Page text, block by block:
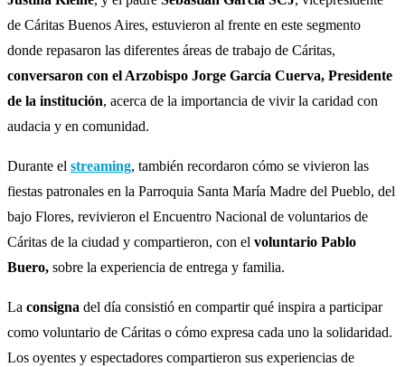
de Cáritas Buenos Aires, estuvieron al frente en este segmento
donde repasaron las diferentes áreas de trabajo de Cáritas,
conversaron con el Arzobispo Jorge García Cuerva, Presidente
de la institución, acerca de la importancia de vivir la caridad con
audacia y en comunidad.
Durante el streaming, también recordaron cómo se vivieron las
fiestas patronales en la Parroquia Santa María Madre del Pueblo, del
bajo Flores, revivieron el Encuentro Nacional de voluntarios de
Cáritas de la ciudad y compartieron, con el voluntario Pablo
Buero, sobre la experiencia de entrega y familia.
La consigna del día consistió en compartir qué inspira a participar
como voluntario de Cáritas o cómo expresa cada uno la solidaridad.
Los oyentes y espectadores compartieron sus experiencias de